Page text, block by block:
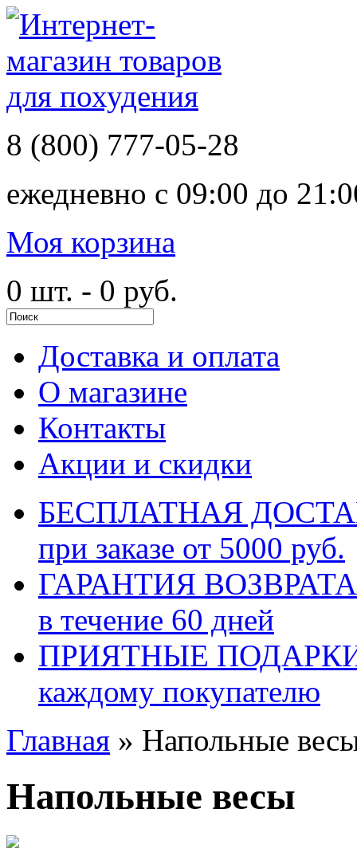
8 (800) 777-05-28
ежедневно с 09:00 до
Моя корзина
0 шт. - 0 руб.
Доставка и оплата
О магазине
Контакты
Акции и скидки
БЕСПЛАТНАЯ
при заказе от 5000 руб.
ГАРАНТИЯ ВОЗВРАТА
в течение 60 дней
ПРИЯТНЫЕ
каждому покупателю
Главная » Напольные
Напольные весы